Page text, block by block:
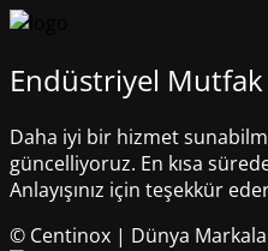
Endüstriyel Mutfak
Daha iyi bir hizmet
güncelliyoruz. En kısa
Anlayışınız için teşekkür
© Centinox | Dünya